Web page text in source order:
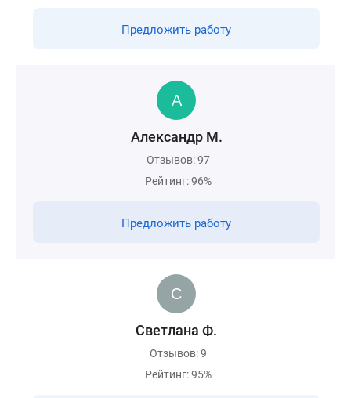
Предложить работу
Александр М.
Отзывов: 97
Рейтинг: 96%
Предложить работу
Светлана Ф.
Отзывов: 9
Рейтинг: 95%